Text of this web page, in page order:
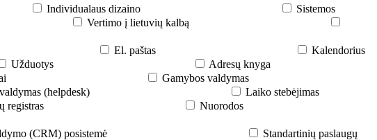
Individualaus dizaino
Sistemos
Vertimo į lietuvių kalbą
El. paštas
Kalendorius
Užduotys
Adresų knyga
Gamybos valdymas
(helpdesk)
Laiko stebėjimas
registras
Nuorodos
(CRM) posistemė
Standartinių paslaugų